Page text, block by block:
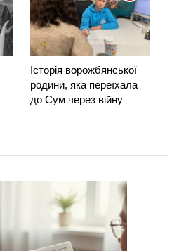
Історія ворожбянської
родини, яка переїхала
до Сум через війну